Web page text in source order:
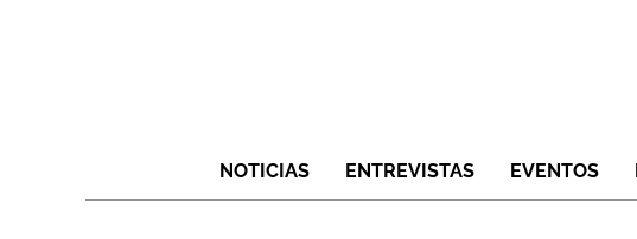
NOTICIAS ENTREVISTAS EVENTOS